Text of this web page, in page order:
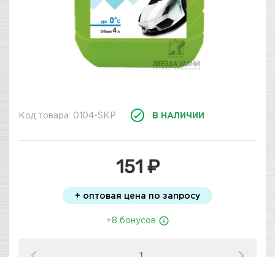
Код товара: 0104-SKP В НАЛИЧИИ
151 ₽
+ оптовая цена по запросу
+8 бонусов